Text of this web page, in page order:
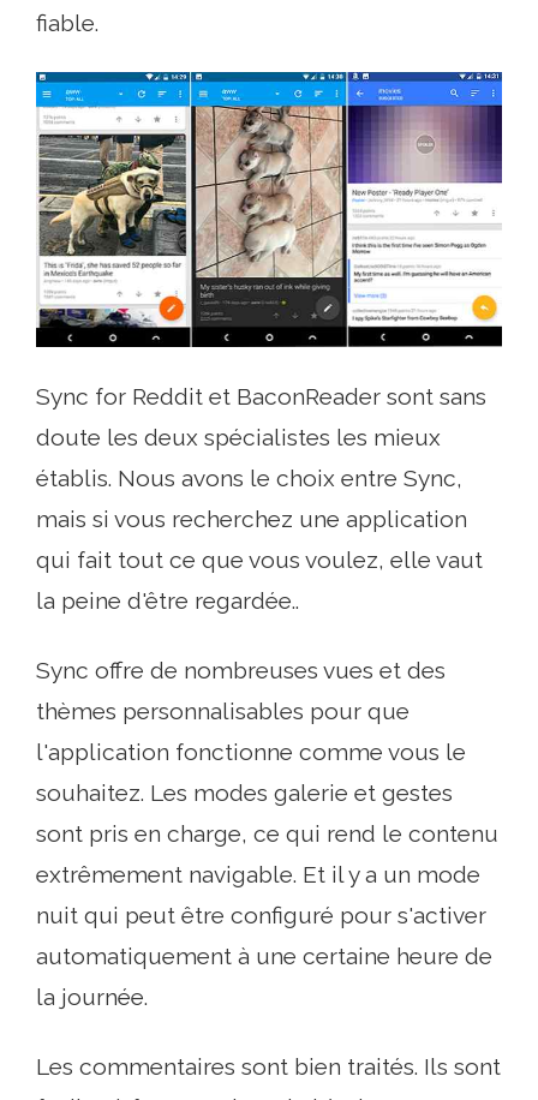
fiable.
Sync for Reddit et BaconReader sont sans
doute les deux spécialistes les mieux
établis. Nous avons le choix entre Sync,
mais si vous recherchez une application
qui fait tout ce que vous voulez, elle vaut
la peine d'être regardée..
Sync offre de nombreuses vues et des
thèmes personnalisables pour que
l'application fonctionne comme vous le
souhaitez. Les modes galerie et gestes
sont pris en charge, ce qui rend le contenu
extrêmement navigable. Et il y a un mode
nuit qui peut être configuré pour s'activer
automatiquement à une certaine heure de
la journée.
Les commentaires sont bien traités. Ils sont